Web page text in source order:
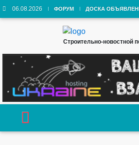
06.08.2026 ФОРУМ ДОСКА
Строительно-новостной